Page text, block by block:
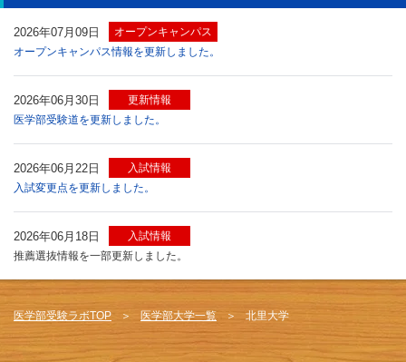
2026年07月09日
オープンキャンパス
オープンキャンパス情報を更新しました。
2026年06月30日
更新情報
医学部受験道を更新しました。
2026年06月22日
入試情報
入試変更点を更新しました。
2026年06月18日
入試情報
推薦選抜情報を一部更新しました。
医学部受験ラボTOP 医学部大学一覧 北里大学